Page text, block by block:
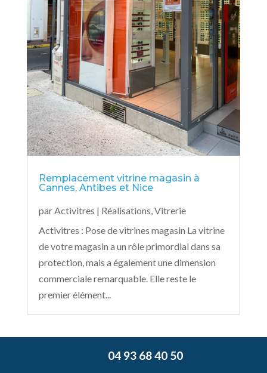
Remplacement vitrine magasin à
Cannes, Antibes et Nice
parActivitres | Réalisations,Vitrerie
Activitres : Pose de vitrines magasin La vitrine
de votre magasin a un rôle primordial dans sa
protection, mais a également une dimension
commerciale remarquable. Elle reste le
premier élément...
04 93 68 40 50